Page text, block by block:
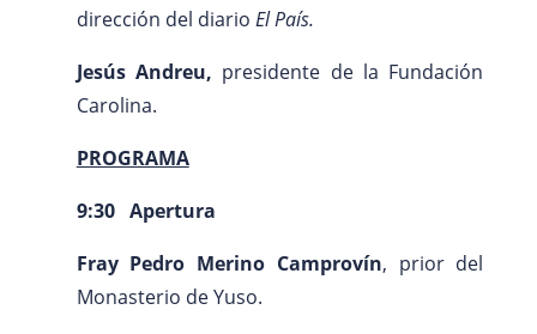
dirección del diario El País.
Jesús Andreu, presidente de la Fundación
Carolina.
PROGRAMA
9:30 Apertura
Fray Pedro Merino Camprovín, prior del
Monasterio de Yuso.